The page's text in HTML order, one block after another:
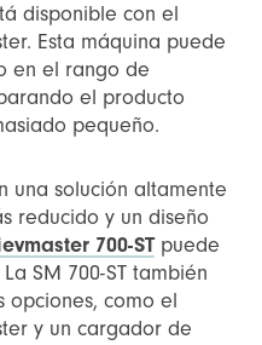
disponible con el
Esta máquina puede
en el rango de
el producto
pequeño.
una solución altamente
reducido y un diseño
700-STpuede
SM 700-ST también
opciones, como el
y un cargador de